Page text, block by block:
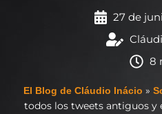
27 de
8
El Blog de Cláudio Inácio »
todos los tweets antiguos y